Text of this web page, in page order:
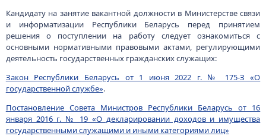
Кандидату на занятие вакантной должности в Министерстве связи
и информатизации Республики Беларусь перед принятием
решения о поступлении на работу следует ознакомиться с
основными нормативными правовыми актами, регулирующими
деятельность государственных гражданских служащих:
Закон Республики Беларусь от 1 июня 2022 г. № 175-З «О
государственной службе».
Постановление Совета Министров Республики Беларусь от 16
января 2016 г. № 19 «О декларировании доходов и имущества
государственными служащими и иными категориями лиц»